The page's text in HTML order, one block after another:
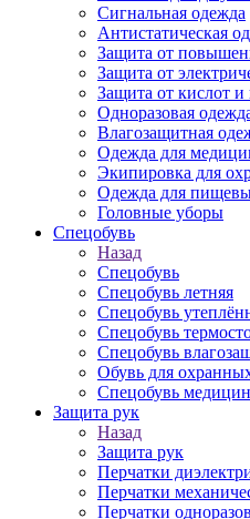
Сигнальная одежда
Антистатическая
Защита от
Защита от
Защита от кислот и
Одноразовая
Влагозащитная
Одежда для
Экипировка для
Одежда для
Головные уборы
Спецобувь
Назад
Спецобувь
Спецобувь летняя
Спецобувь
Спецобувь
Спецобувь
Обувь для
Спецобувь
Защита рук
Назад
Защита рук
Перчатки
Перчатки
Перчатки